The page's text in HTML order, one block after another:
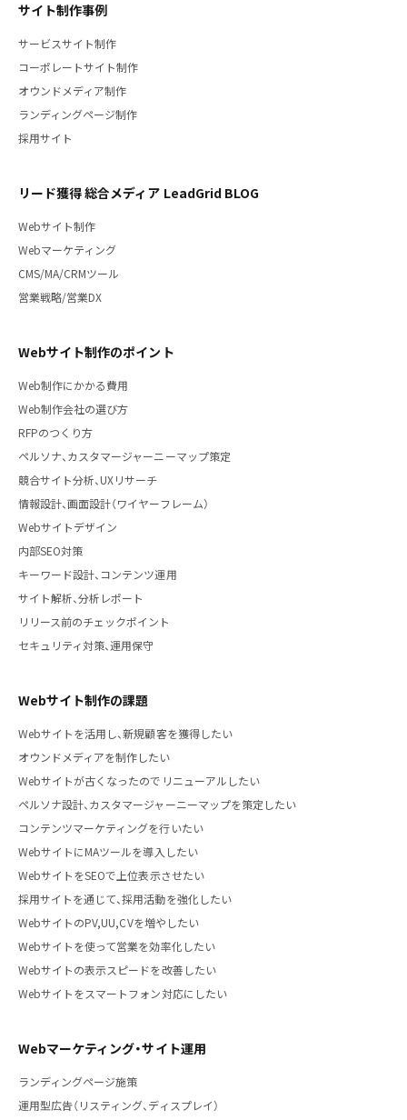
サイト制作事例
サービスサイト制作
コーポレートサイト制作
オウンドメディア制作
ランディングページ制作
採用サイト
リード獲得 総合メディア LeadGrid BLOG
Webサイト制作
Webマーケティング
CMS/MA/CRMツール
営業戦略/営業DX
Webサイト制作のポイント
Web制作にかかる費用
Web制作会社の選び方
RFPのつくり方
ペルソナ、カスタマージャーニーマップ策定
競合サイト分析、UXリサーチ
情報設計、画面設計（ワイヤーフレーム）
Webサイトデザイン
内部SEO対策
キーワード設計、コンテンツ運用
サイト解析、分析レポート
リリース前のチェックポイント
セキュリティ対策、運用保守
Webサイト制作の課題
Webサイトを活用し、新規顧客を獲得したい
オウンドメディアを制作したい
Webサイトが古くなったのでリニューアルしたい
ペルソナ設計、カスタマージャーニーマップを策定したい
コンテンツマーケティングを行いたい
WebサイトにMAツールを導入したい
WebサイトをSEOで上位表示させたい
採用サイトを通じて、採用活動を強化したい
WebサイトのPV,UU,CVを増やしたい
Webサイトを使って営業を効率化したい
Webサイトの表示スピードを改善したい
Webサイトをスマートフォン対応にしたい
Webマーケティング・サイト運用
ランディングページ施策
運用型広告（リスティング、ディスプレイ）